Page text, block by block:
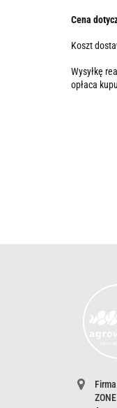
Cena
Koszt
Wysyłkę
opłaca
ZONE